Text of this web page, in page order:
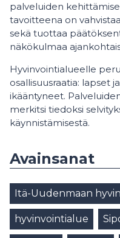
palveluiden
tavoitteena on
sekä tuottaa
näkökulmaa
Hyvinvointialueelle
osallisuusraatia: lapset
ikääntyneet.
merkitsi tiedoksi
käynnistämisestä.
Avainsanat
Itä-Uudenmaan
hyvinvointialue